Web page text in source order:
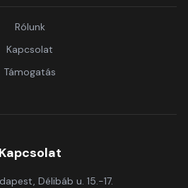
Rólunk
Kapcsolat
Támogatás
Kapcsolat
Délibáb u. 15.-17.